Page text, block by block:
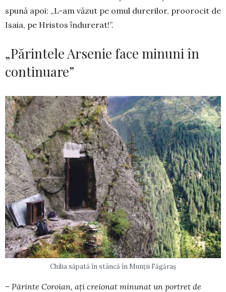
spună apoi: „L-am văzut pe omul durerilor, proorocit de
Isaia, pe Hristos ȋndurerat!”.
„Părintele Arsenie face minuni în
continuare”
Chilia săpată în stâncă în Munții Făgăraș
– Părinte Coroian, aţi creionat minunat un portret de